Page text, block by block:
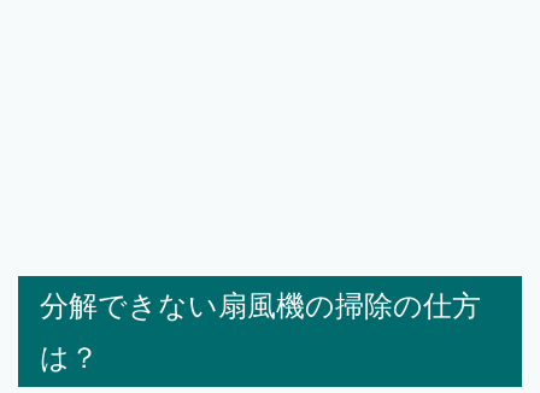
分解できない扇風機の掃除の仕方
は？